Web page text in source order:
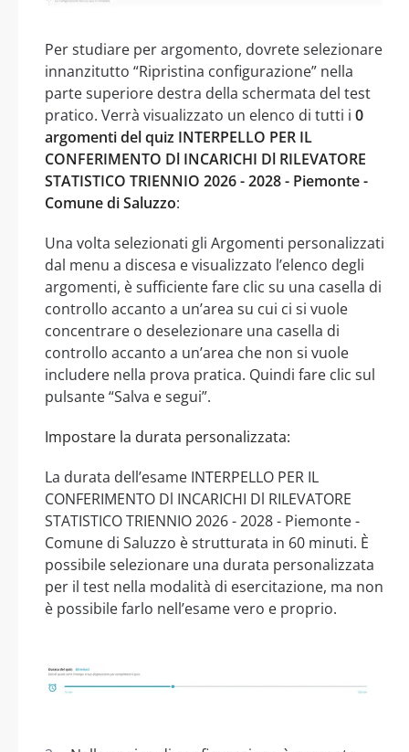
Per studiare per argomento, dovrete selezionare
innanzitutto “Ripristina configurazione” nella
parte superiore destra della schermata del test
pratico. Verrà visualizzato un elenco di tutti i 0
argomenti del quiz INTERPELLO PER IL
CONFERIMENTO Dl INCARICHI Dl RILEVATORE
STATISTICO TRIENNIO 2026 - 2028 - Piemonte -
Comune di Saluzzo:
Una volta selezionati gli Argomenti personalizzati
dal menu a discesa e visualizzato l’elenco degli
argomenti, è sufficiente fare clic su una casella di
controllo accanto a un’area su cui ci si vuole
concentrare o deselezionare una casella di
controllo accanto a un’area che non si vuole
includere nella prova pratica. Quindi fare clic sul
pulsante “Salva e segui”.
Impostare la durata personalizzata:
La durata dell’esame INTERPELLO PER IL
CONFERIMENTO Dl INCARICHI Dl RILEVATORE
STATISTICO TRIENNIO 2026 - 2028 - Piemonte -
Comune di Saluzzo è strutturata in 60 minuti. È
possibile selezionare una durata personalizzata
per il test nella modalità di esercitazione, ma non
è possibile farlo nell’esame vero e proprio.